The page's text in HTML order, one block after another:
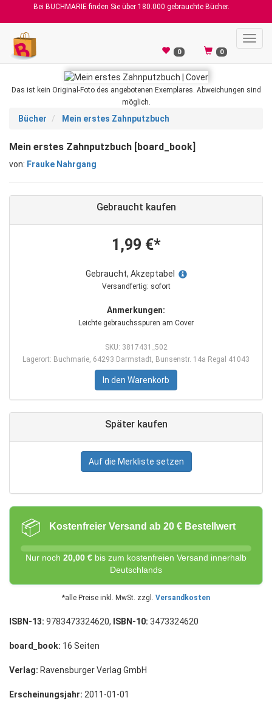
Bei BUCHMARIE finden Sie über 180.000 gebrauchte Bücher.
0 0
Das ist kein Original-Foto des angebotenen Exemplares. Abweichungen sind
möglich.
Bücher Mein erstes Zahnputzbuch
Mein erstes Zahnputzbuch [board_book]
von: Frauke Nahrgang
Gebraucht kaufen
1,99 €*
Gebraucht, Akzeptabel
Versandfertig: sofort
Anmerkungen:
Leichte gebrauchsspuren am Cover
SKU: 3817431_502
Lagerort: Buchmarie, 64293 Darmstadt, Bunsenstr. 14a Regal 41043
In den Warenkorb
Später kaufen
Auf die Merkliste setzen
📦 Kostenfreier Versand ab 20 € Bestellwert
Nur noch 20,00 € bis zum kostenfreien Versand innerhalb
Deutschlands
*alle Preise inkl. MwSt. zzgl. Versandkosten
ISBN-13: 9783473324620, ISBN-10: 3473324620
board_book: 16 Seiten
Verlag: Ravensburger Verlag GmbH
Erscheinungsjahr: 2011-01-01